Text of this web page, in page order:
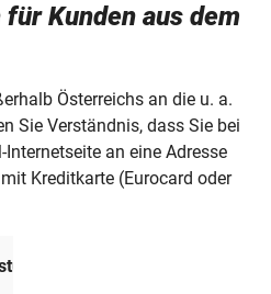
Kunden aus dem
Österreichs an die u. a.
Sie Verständnis, dass Sie bei
an eine Adresse
Kreditkarte (Eurocard oder